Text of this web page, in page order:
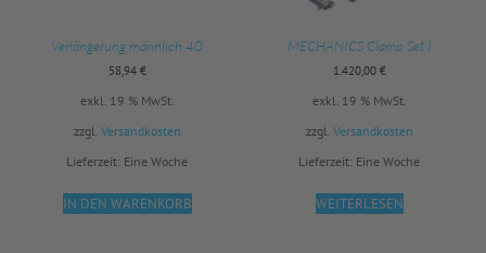
Verlängerung männlich 40
58,94 €
exkl. 19 % MwSt.
zzgl. Versandkosten
Lieferzeit: Eine Woche
IN DEN WARENKORB
MECHANICS Clamp Set I
1.420,00 €
exkl. 19 % MwSt.
zzgl. Versandkosten
Lieferzeit: Eine Woche
WEITERLESEN